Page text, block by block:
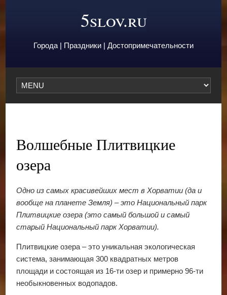
5slov.ru
Города | Праздники | Достопримечательности
Волшебные Плитвицкие
озера
Одно из самых красивейших мест в Хорватии (да и
вообще на планете Земля) – это Национальный парк
Плитвицкие озера (это самый большой и самый
старый Национальный парк Хорватии).
Плитвицкие озера – это уникальная экологическая
система, занимающая 300 квадратных метров
площади и состоящая из 16-ти озер и примерно 96-ти
необыкновенных водопадов.